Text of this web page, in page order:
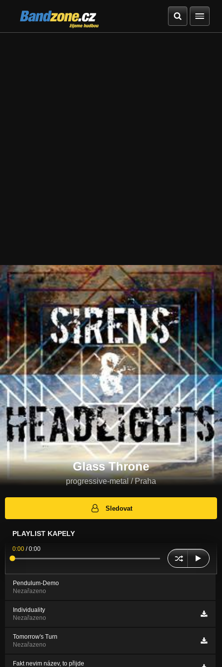
Bandzone.cz
žijeme hudbou
Glass Throne
progressive-metal / Praha
Sledovat
PLAYLIST KAPELY
0:00 /0:00
Pendulum-Demo
Nezařazeno
Individuality
Nezařazeno
Tomorrow's Turn
Nezařazeno
Fakt nevim název, to přijde